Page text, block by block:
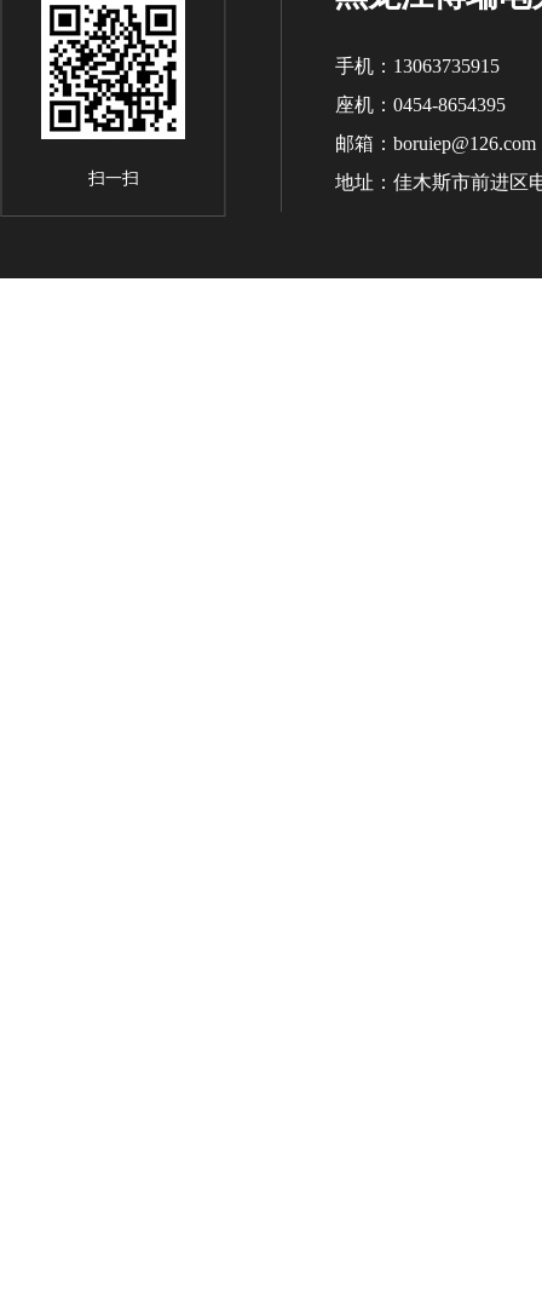
扫一扫
手机：13063735915
座机：0454-8654395
邮箱：boruiep@126.com
地址：佳木斯市前进区